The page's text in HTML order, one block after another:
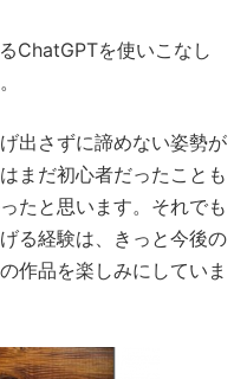
ChatGPTを使いこなし
出さずに諦めない姿勢が
まだ初心者だったことも
たと思います。それでも
る経験は、きっと今後の
作品を楽しみにしていま